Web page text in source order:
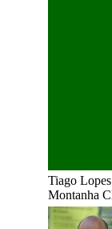
Tiago Lopes
Montanha